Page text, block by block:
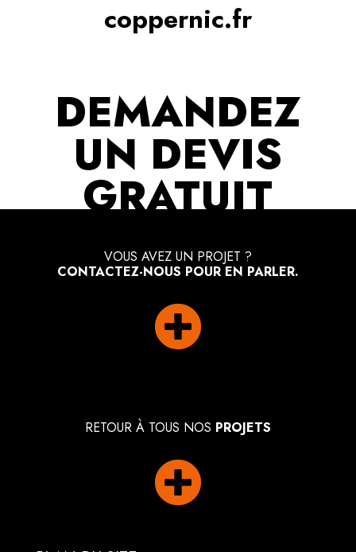
coppernic.fr
DEMANDEZ
UN DEVIS
GRATUIT
VOUS AVEZ UN PROJET ?
CONTACTEZ-NOUS POUR EN PARLER.

RETOUR À TOUS NOS PROJETS
